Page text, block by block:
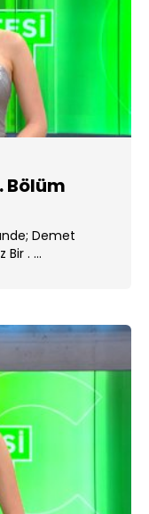
Bölüm
Demet
Bir . ...